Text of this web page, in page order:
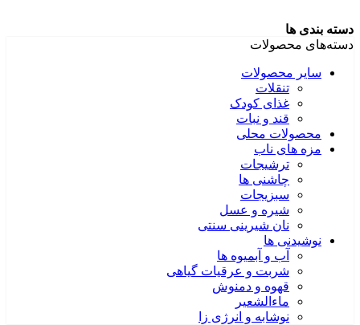
دسته بندی ها
دسته‌های محصولات
سایر محصولات
تنقلات
غذای کودک
قند و نبات
محصولات محلی
مزه های ناب
ترشیجات
چاشنی ها
سبزیجات
شیره و عسل
نان شیرینی سنتی
نوشیدنی ها
آب و آبمیوه ها
شربت و عرقیات گیاهی
قهوه و دمنوش
ماءالشعیر
نوشابه و انرژی زا